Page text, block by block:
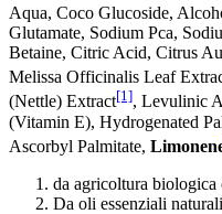
Aqua, Coco Glucoside,
Glutamate, Sodium Pca,
Betaine, Citric Acid, Citrus
Melissa Officinalis Leaf
(Nettle) Extract[1], Levulinic
(Vitamin E), Hydrogenated
Ascorbyl Palmitate,
da agricoltura biologica
Da oli essenziali naturali